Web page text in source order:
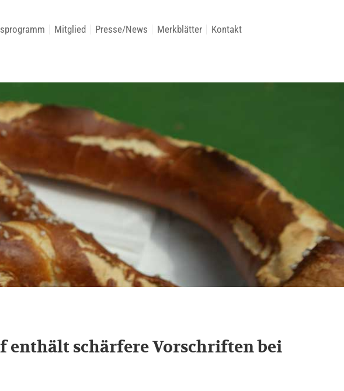
Mitglied Presse/News Merkblätter Kontakt
enthält schärfere Vorschriften bei